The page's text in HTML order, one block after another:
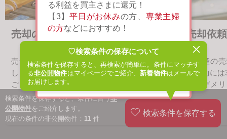
♡検索条件の保存について
検索条件を保存すると、再検索が簡単に。条件にマッチす
る非公開物件はマイページでご紹介、新着物件はメールで
お届けします。
検索条件を保存すると、条件に合う非
公開物件をご紹介します。
現在の条件の非公開物件： 11 件
る利益を買主さまに還元！
【3】平日がお休みの方、 専業主婦
の方などにおすすめ！
閉じる 詳しく見る
売却の流れ
売却の開始前から売買契約が成立し、お引渡
しまでの流れをまとめています。各ステップ
ごとのポイントや弊社が行うサービスについ
てご確認下さい。
売却依
不動産の
ぶ契約に
ト、デメ
て紹介して